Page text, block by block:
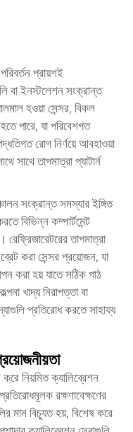
প্রায়শই
বা ইনস্টলেশন সংক্রান্ত
হওয়া সেন্সর, বিকল
পারে, যা পরিবেশগত
রোগ নির্ণয়ে আবহাওয়া
সাথে তাপমাত্রা প্যাটার্ন
সংক্রান্ত সমস্যার ইঙ্গিত
বিভিন্ন কম্পার্টমেন্ট
তাপমাত্রা
করা সেন্সর প্রয়োজন, যা
করা হয় যাতে সঠিক পাঠ
খাদ্য নিরাপত্তা বা
প্রতিরোধ করতে সাহায্য
করে নিয়মিত ক্যালিব্রেশন
রক্ষণাবেক্ষণের
মান বিচ্যুত হয়, বিশেষ করে